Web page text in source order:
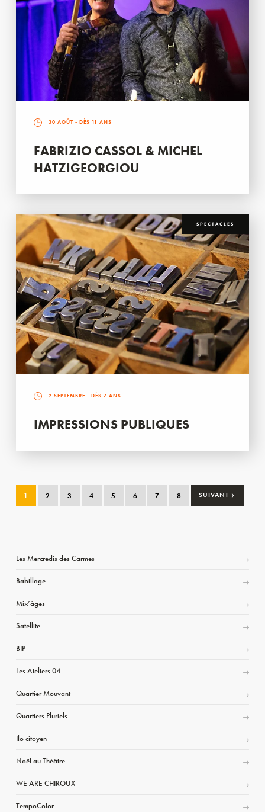
30 AOÛT - DÈS 11 ANS
FABRIZIO CASSOL & MICHEL
HATZIGEORGIOU
SPECTACLES
2 SEPTEMBRE - DÈS 7 ANS
IMPRESSIONS PUBLIQUES
1 2 3 4 5 6 7 8 SUIVANT ›
Les Mercredis des Carmes
Babillage
Mix’âges
Satellite
BIP
Les Ateliers 04
Quartier Mouvant
Quartiers Pluriels
Ilo citoyen
Noël au Théâtre
WE ARE CHIROUX
TempoColor